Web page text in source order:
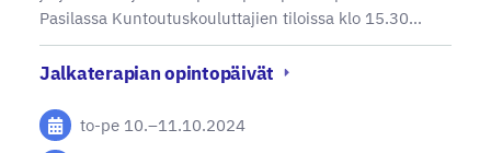
Pasilassa Kuntoutuskouluttajien tiloissa klo 15.30…
Jalkaterapian opintopäivät
to-pe 10.–11.10.2024